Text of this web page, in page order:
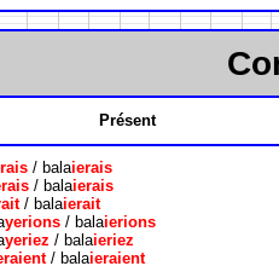
Présent
/ balaierais
/ balaierais
/ balaierait
yerions / balaierions
yeriez / balaieriez
/ balaieraient